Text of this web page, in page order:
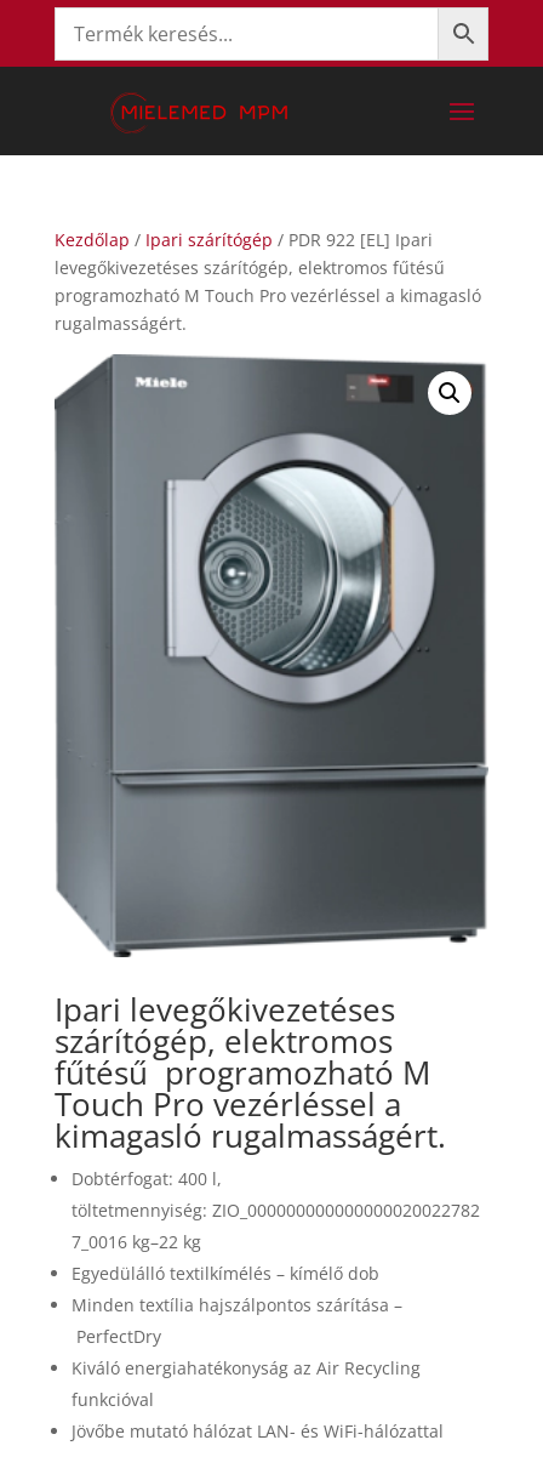
Kezdőlap / Ipari szárítógép / PDR 922 [EL] Ipari
levegőkivezetéses szárítógép, elektromos fűtésű
programozható M Touch Pro vezérléssel a kimagasló
rugalmasságért.
Ipari levegőkivezetéses
szárítógép, elektromos
fűtésűprogramozható M
Touch Pro vezérléssel a
kimagasló rugalmasságért.
Dobtérfogat: 400 l,
töltetmennyiség: ZIO_000000000000000020022782
7_0016 kg–22 kg
Egyedülálló textilkímélés – kímélő dob
Minden textília hajszálpontos szárítása –
PerfectDry
Kiváló energiahatékonyság az Air Recycling
funkcióval
Jövőbe mutató hálózat LAN- és WiFi-hálózattal